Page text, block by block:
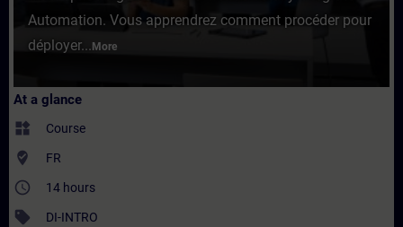
Automation. Vous apprendrez comment procéder pour
déployer... More
At a glance
widgets Course
where_to_vote FR
access_time 14 hours
sell DI-INTRO